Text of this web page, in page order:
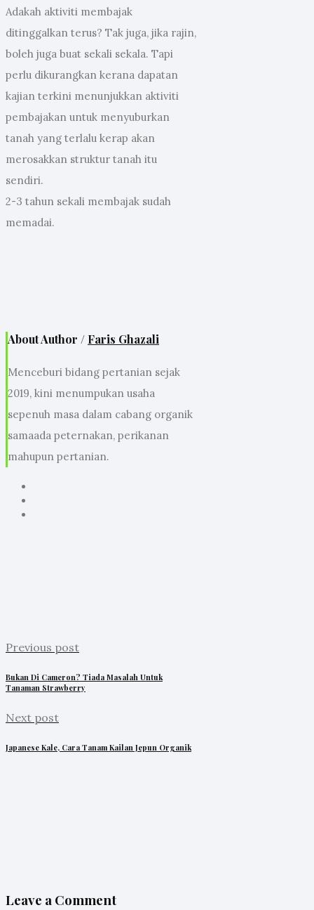
Adakah aktiviti membajak
ditinggalkan terus? Tak juga, jika rajin,
boleh juga buat sekali sekala. Tapi
perlu dikurangkan kerana dapatan
kajian terkini menunjukkan aktiviti
pembajakan untuk menyuburkan
tanah yang terlalu kerap akan
merosakkan struktur tanah itu
sendiri.
2-3 tahun sekali membajak sudah
memadai.
About Author / Faris Ghazali
Menceburi bidang pertanian sejak
2019, kini menumpukan usaha
sepenuh masa dalam cabang organik
samaada peternakan, perikanan
mahupun pertanian.
Previous post
Bukan Di Cameron? Tiada Masalah Untuk
Tanaman Strawberry
Next post
Japanese Kale, Cara Tanam Kailan Jepun Organik
Leave a Comment